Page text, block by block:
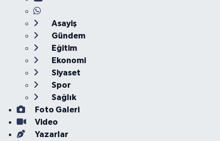
Asayiş
Gündem
Eğitim
Ekonomi
Siyaset
Spor
Sağlık
Foto Galeri
Video
Yazarlar